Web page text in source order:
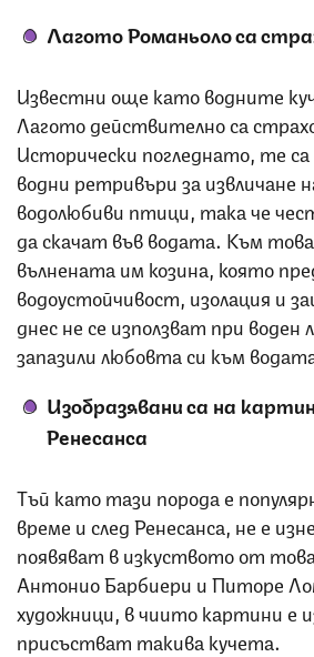
Лагото Романьоло са
Известни още като водните
Лагото действително са
Исторически погледнато, те
водни ретривъри за извличане
водолюбиви птици, така че
да скачат във водата. Към
вълнената им козина, която
водоустойчивост, изолация и
днес не се използват при воден
запазили любовта си към
Изобразявани са на
Ренесанса
Тъй като тази порода е
време и след Ренесанса, не е
появяват в изкуството от
Антонио Барбиери и Питоре
художници, в чиито картини е
присъстват такива кучета.